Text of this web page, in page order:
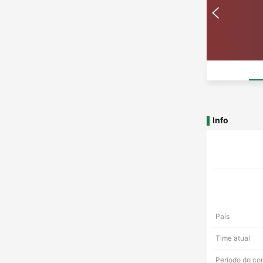
Info
País
Time atual
Período do